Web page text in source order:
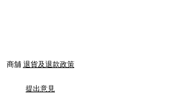
商舖 退貨及退款政策
提出意見